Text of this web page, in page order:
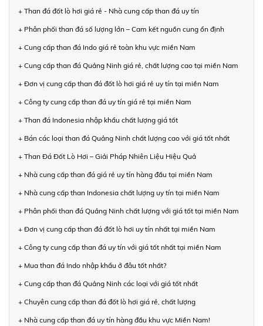
+ Than đá đốt lò hơi giá rẻ - Nhà cung cấp than đá uy tín
+ Phân phối than đá số lượng lớn – Cam kết nguồn cung ổn định
+ Cung cấp than đá Indo giá rẻ toàn khu vực miền Nam
+ Cung cấp than đá Quảng Ninh giá rẻ, chất lượng cao tại miền Nam
+ Đơn vị cung cấp than đá đốt lò hơi giá rẻ uy tín tại miền Nam
+ Công ty cung cấp than đá uy tín giá rẻ tại miền Nam
+ Than đá Indonesia nhập khẩu chất lượng giá tốt
+ Bán các loại than đá Quảng Ninh chất lượng cao với giá tốt nhất
+ Than Đá Đốt Lò Hơi – Giải Pháp Nhiên Liệu Hiệu Quả
+ Nhà cung cấp than đá giá rẻ uy tín hàng đầu tại miền Nam
+ Nhà cung cấp than Indonesia chất lượng uy tín tại miền Nam
+ Phân phối than đá Quảng Ninh chất lượng với giá tốt tại miền Nam
+ Đơn vị cung cấp than đá đốt lò hơi uy tín nhất tại miền Nam
+ Công ty cung cấp than đá uy tín với giá tốt nhất tại miền Nam
+ Mua than đá Indo nhập khẩu ở đâu tốt nhất?
+ Cung cấp than đá Quảng Ninh các loại với giá tốt nhất
+ Chuyên cung cấp than đá đốt lò hơi giá rẻ, chất lượng
+ Nhà cung cấp than đá uy tín hàng đầu khu vực Miền Nam!